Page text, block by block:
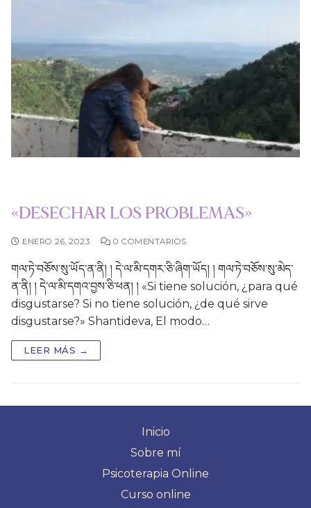
«DESECHAR LOS PROBLEMAS»
ENERO 26, 2023 0 COMENTARIOS
གལ་ཏེ་བཅོས་སུ་ཡོད་ན་ནི། ། དེ་ལ་མི་དགར་ཅི་ཞིག་ཡོད། ། གལ་ཏེ་བཅོས་སུ་མེད་
ན་ནི། ། དེ་ལ་མི་དགའ་བྱས་ཅི་ཕན། ། «Si tiene solución, ¿para qué
disgustarse? Si no tiene solución, ¿de qué sirve
disgustarse?» Shantideva, El modo…
LEER MÁS →
Inicio
Sobre mí
Psicoterapia Online
Curso online